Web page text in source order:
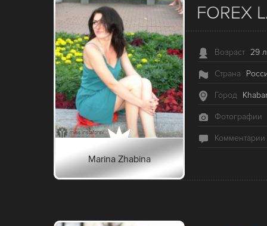
FOREX
Marina Zhabina
Возраст 29
Страна
Город
Фотографии
Комментарии